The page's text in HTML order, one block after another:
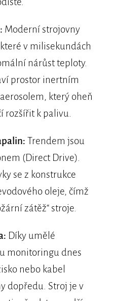
Moderní strojovny
v milisekundách
nárůst teploty.
prostor inertním
který oheň
rozšířit k palivu.
Trendem jsou
(Direct Drive).
se z konstrukce
oleje, čímž
zátěž“ stroje.
Díky umělé
monitoringu dnes
nebo kabel
dopředu. Stroj je v